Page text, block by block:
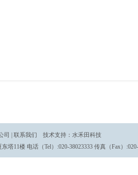
司 | 联系我们 技术支持： 水禾田科技
11楼 电话（Tel）:020-38023333 传真（Fax）:020-